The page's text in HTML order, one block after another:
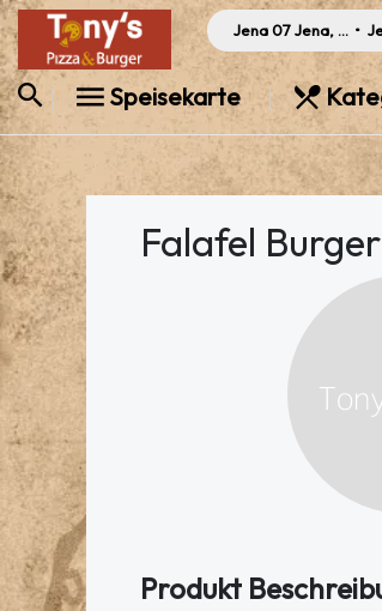
Jena 07 Jena, •
Speisekarte
Falafel
Produkt